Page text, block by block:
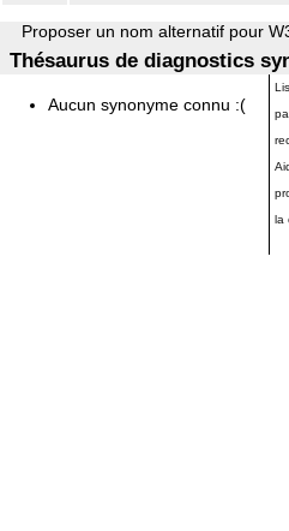
Proposer un nom alternatif pour
Thésaurus de diagnostics
Aucun synonyme connu :(
la